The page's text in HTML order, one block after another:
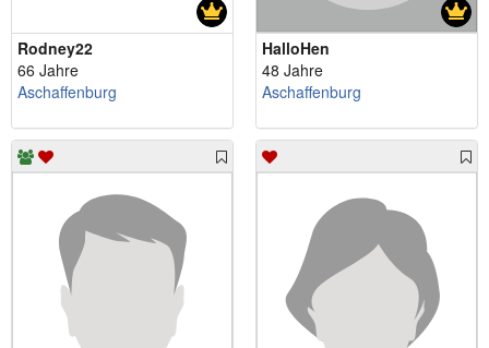
Rodney22
66 Jahre
Aschaffenburg
HalloHen
48 Jahre
Aschaffenburg